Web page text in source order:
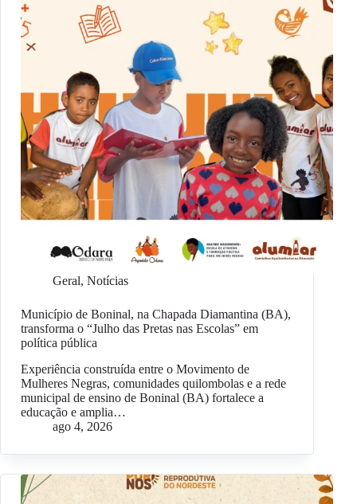
Geral, Notícias
Município de Boninal, na Chapada Diamantina (BA),
transforma o “Julho das Pretas nas Escolas” em
política pública
Experiência construída entre o Movimento de
Mulheres Negras, comunidades quilombolas e a rede
municipal de ensino de Boninal (BA) fortalece a
educação e amplia…
ago 4, 2026